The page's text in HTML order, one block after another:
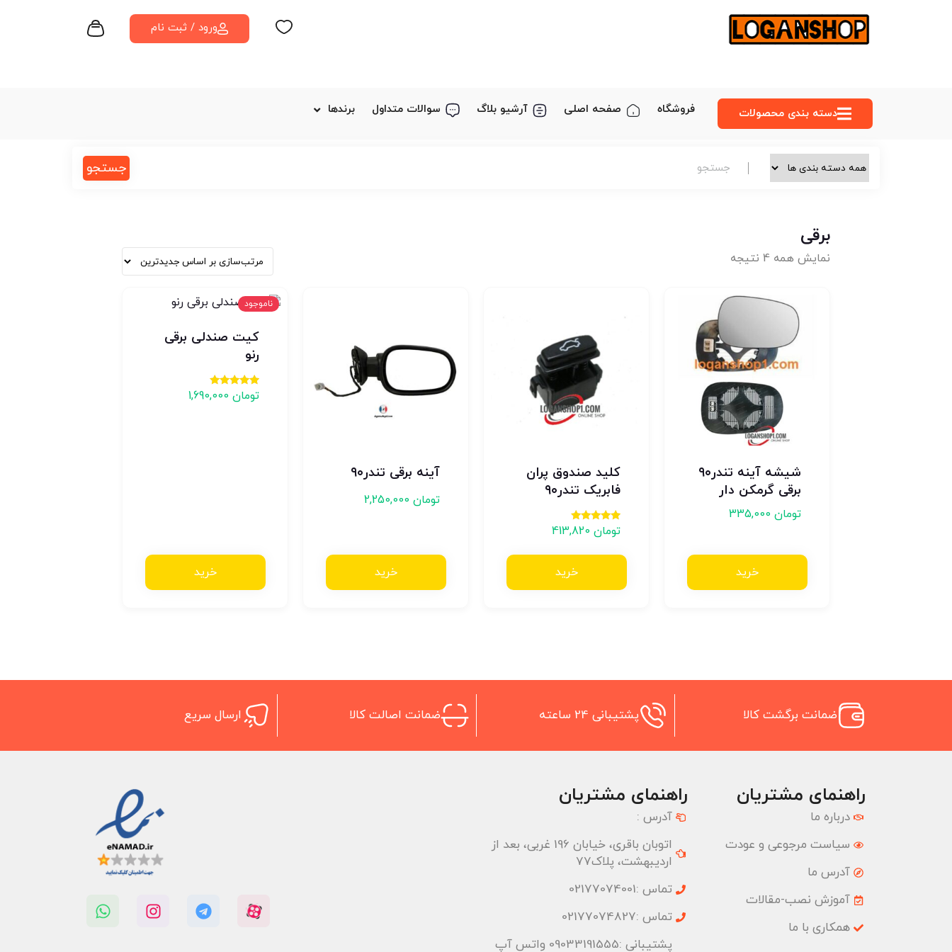
ورود / ثبت نام
دسته‌ بندی محصولات فروشگاه صفحه اصلی آرشیو بلاگ سوالات متداول برندها
جستجو
برقی
نمایش همه 4 نتیجه
شیشه آینه تندر۹۰
برقی گرمکن دار
تومان
خرید
کلید صندوق پران
فابریک تندر۹۰
امتیاز
4.00
تومان
خرید
آینه برقی تندر۹۰
تومان
خرید
ناموجود
کیت صندلی برقی
رنو
امتیاز
5.00
تومان
خرید
ضمانت برگشت کالا پشتیبانی 24 ساعته ضمانت اصالت کالا ارسال سریع
راهنمای مشتریان
درباره ما
سیاست مرجوعی و عودت
آدرس ما
آموزش نصب-مقالات
همکاری با ما
راهنمای مشتریان
آدرس :
اتوبان باقری، خیابان 196 غربی، بعد از
اردیبهشت، پلاک77
تماس :02177074001
تماس :02177074827
پشتیبانی :09033191555 واتس آپ